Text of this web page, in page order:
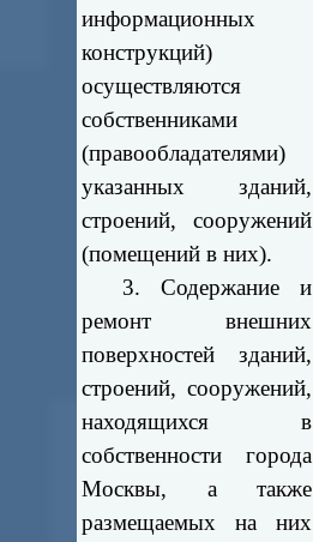
информационных
конструкций)
осуществляются
собственниками
(правообладателями)
указанных зданий,
строений, сооружений
(помещений в них).
3. Содержание и
ремонт внешних
поверхностей зданий,
строений, сооружений,
находящихся в
собственности города
Москвы, а также
размещаемых на них